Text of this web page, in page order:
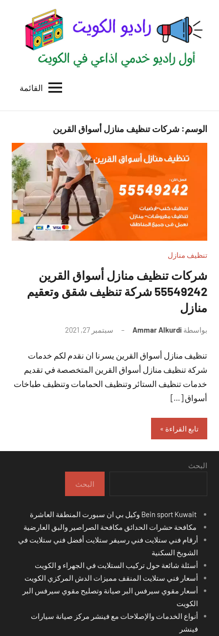
المحتوى
الكويت
للاعلانات
القائمة
الوسم: شركات تنظيف منازل أسواق القرين
تنظيف منازل
شركات تنظيف منازل أسواق القرين
55549242 شركة تنظيف شقق وتعقيم
منازل
بواسطة Ammar Alkurdi سبتمبر 27, 2021
تعليقات
تنظيف منازل أسواق القرين يسرنا ان نقدم لكم خدمات
شركة تنظيف منازل أسواق القرين المتخصصة في تقديم
خدمات تنظيف الستائر وتنظيف الحمامات وتنظيف طباخات
أسواق […]
تابع القراءة
البحث
البحث
مكافحة حشرات الحدائق مكافحة الصراصير والبق العارضية
أرقام فني ستلايت فني رسيفر ستلايت أفضل فني ستلايت في
الشويخ السكنية
أسئلة شائعة حول تركيب الستلايت في الجهراء و الكويت
أسعار فني ستلايت المنقف مميزات الدش المركزي الكويت
أسعار مقوي سيرفس البر صيانة وتصليح مقوي سيرفس البر
الكويت
أنواع الخدمات والإصلاحات مع فينشر مركز صيانة سيارات
فينشر